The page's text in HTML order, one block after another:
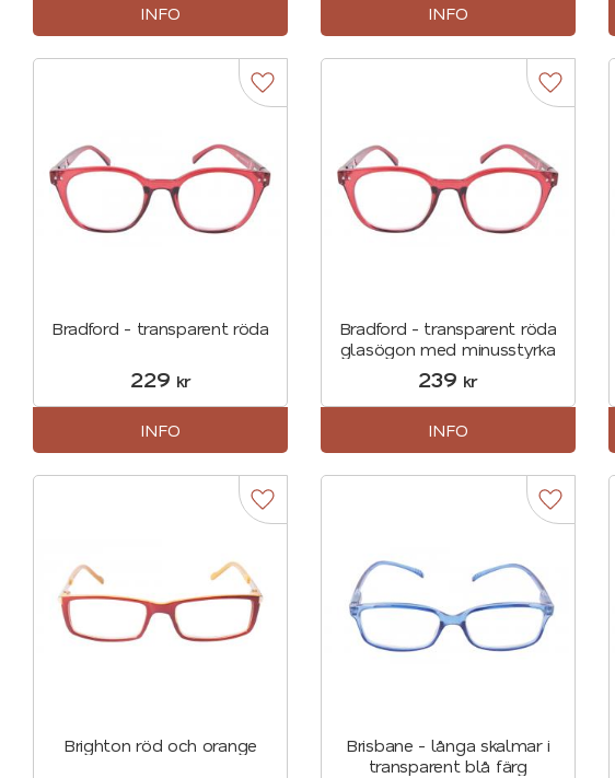
INFO INFO
Bradford - transparent röda
229 kr
Lägg till i favoriter
INFO
Bradford - transparent röda
glasögon med minusstyrka
239 kr
Lägg
INFO
Brighton röd och orange
Lägg till i favoriter
Brisbane - långa skalmar i
transparent blå färg
Lägg